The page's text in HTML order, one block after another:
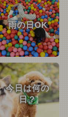
雨の日OK
今日は何の
日？